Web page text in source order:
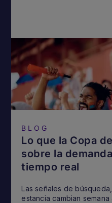
BLOG
Lo que la Copa
sobre la
tiempo real
Las señales de
estancia cambian semana